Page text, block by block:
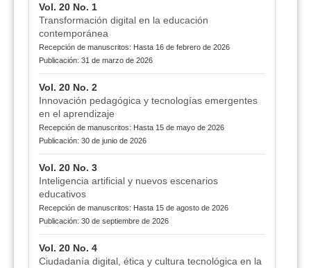
Vol. 20 No. 1
Transformación digital en la educación
contemporánea
Recepción de manuscritos: Hasta 16 de febrero de 2026
Publicación: 31 de marzo de 2026
Vol. 20 No. 2
Innovación pedagógica y tecnologías emergentes
en el aprendizaje
Recepción de manuscritos: Hasta 15 de mayo de 2026
Publicación: 30 de junio de 2026
Vol. 20 No. 3
Inteligencia artificial y nuevos escenarios
educativos
Recepción de manuscritos: Hasta 15 de agosto de 2026
Publicación: 30 de septiembre de 2026
Vol. 20 No. 4
Ciudadanía digital, ética y cultura tecnológica en la